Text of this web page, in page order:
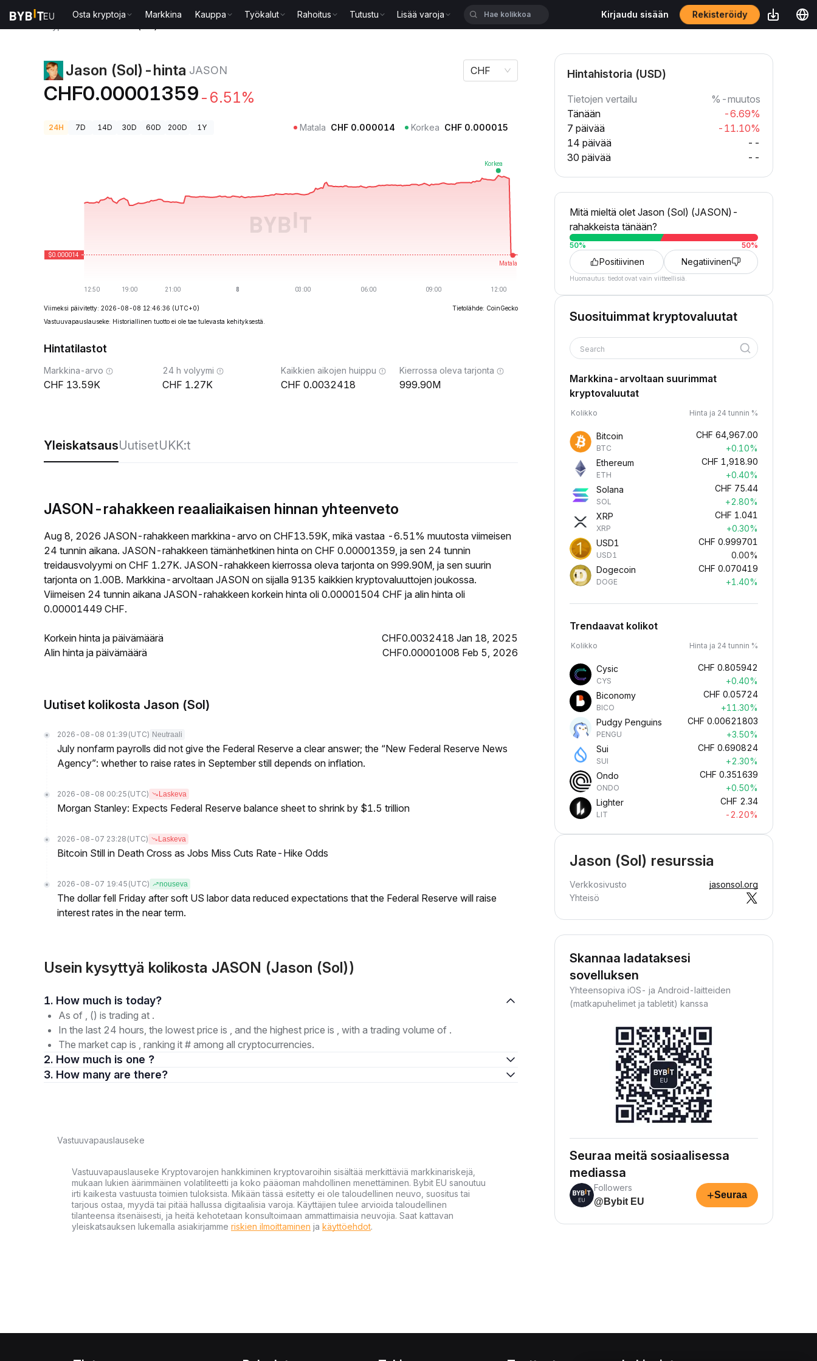
Osta kryptoja Markkina Kauppa Työkalut Rahoitus Tutustu Lisää varoja Kirjaudu sisään Rekisteröidy
Jason (Sol)-hinta JASON
CHF0.00001359 -6.51%
CHF
24H 7D 14D 30D 60D 200D 1Y Matala CHF 0.000014 Korkea CHF 0.000015
Viimeksi päivitetty: 2026-08-08 12:46:36 (UTC+0)
Tietolähde: CoinGecko
Vastuuvapauslauseke: Historiallinen tuotto ei ole tae tulevasta kehityksestä.
Hintatilastot
Markkina-arvo
13.59K
24 h volyymi
1.27K
Kaikkien aikojen huippu
0.0032418
Kierrossa oleva tarjonta
999.90M
YleiskatsausUutisetUKK:t
JASON-rahakkeen reaaliaikaisen hinnan yhteenveto
Aug 8, 2026 JASON-rahakkeen markkina-arvo on CHF13.59K, mikä vastaa -6.51% muutosta viimeisen
24 tunnin aikana. JASON-rahakkeen tämänhetkinen hinta on CHF 0.00001359, ja sen 24 tunnin
treidausvolyymi on CHF 1.27K. JASON-rahakkeen kierrossa oleva tarjonta on 999.90M, ja sen suurin
tarjonta on 1.00B. Markkina-arvoltaan JASON on sijalla 9135 kaikkien kryptovaluuttojen joukossa.
Viimeisen 24 tunnin aikana JASON-rahakkeen korkein hinta oli 0.00001504 CHF ja alin hinta oli
0.00001449 CHF.
Korkein hinta ja päivämäärä
CHF0.0032418 Jan 18, 2025
Alin hinta ja päivämäärä
CHF0.00001008 Feb 5, 2026
Uutiset kolikosta Jason (Sol)
2026-08-08 01:39 (UTC) Neutraali
July nonfarm payrolls did not give the Federal Reserve a clear answer; the “New Federal Reserve News
Agency”: whether to raise rates in September still depends on inflation.
2026-08-08 00:25 (UTC) Laskeva
Morgan Stanley: Expects Federal Reserve balance sheet to shrink by $1.5 trillion
2026-08-07 23:28 (UTC) Laskeva
Bitcoin Still in Death Cross as Jobs Miss Cuts Rate-Hike Odds
2026-08-07 19:45 (UTC) nouseva
The dollar fell Friday after soft US labor data reduced expectations that the Federal Reserve will raise
interest rates in the near term.
Usein kysyttyä kolikosta JASON (Jason (Sol))
1. How much is today?
As of , () is trading at .
In the last 24 hours, the lowest price is , and the highest price is , with a trading volume of .
The market cap is , ranking it # among all cryptocurrencies.
2. How much is one ?
3. How many are there?
Vastuuvapauslauseke
Vastuuvapauslauseke Kryptovarojen hankkiminen kryptovaroihin sisältää merkittäviä markkinariskejä,
mukaan lukien äärimmäinen volatiliteetti ja koko pääoman mahdollinen menettäminen. Bybit EU sanoutuu
irti kaikesta vastuusta toimien tuloksista. Mikään tässä esitetty ei ole taloudellinen neuvo, suositus tai
tarjous ostaa, myydä tai pitää hallussa digitaalisia varoja. Käyttäjien tulee arvioida taloudellinen
tilanteensa itsenäisesti, ja heitä kehotetaan konsultoimaan ammattimaisia neuvojia. Saat kattavan
yleiskatsauksen lukemalla asiakirjamme riskien ilmoittaminen ja käyttöehdot.
Hintahistoria (USD)
Tietojen vertailu
%-muutos
Tänään
-6.69%
7 päivää
-11.10%
14 päivää
--
30 päivää
--
Mitä mieltä olet Jason (Sol) (JASON)-
rahakkeista tänään?
50% 50%
Positiivinen Negatiivinen
Huomautus: tiedot ovat vain viitteellisiä.
Suosituimmat kryptovaluutat
Search
Markkina-arvoltaan suurimmat
kryptovaluutat
Kolikko Hinta ja 24 tunnin %
Bitcoin
BTC
CHF 64,967.00
+0.10%
Ethereum
ETH
CHF 1,918.90
+0.40%
Solana
SOL
CHF 75.44
+2.80%
XRP
XRP
CHF 1.041
+0.30%
USD1
USD1
CHF 0.999701
0.00%
Dogecoin
DOGE
CHF 0.070419
+1.40%
Trendaavat kolikot
Kolikko Hinta ja 24 tunnin %
Cysic
CYS
CHF 0.805942
+0.40%
Biconomy
BICO
CHF 0.05724
+11.30%
Pudgy Penguins
PENGU
CHF 0.00621803
+3.50%
Sui
SUI
CHF 0.690824
+2.30%
Ondo
ONDO
CHF 0.351639
+0.50%
Lighter
LIT
CHF 2.34
-2.20%
Jason (Sol) resurssia
Verkkosivusto
jasonsol.org
Yhteisö
Skannaa ladataksesi
sovelluksen
Yhteensopiva iOS- ja Android-laitteiden
(matkapuhelimet ja tabletit) kanssa
Seuraa meitä sosiaalisessa
mediassa
Followers
@Bybit EU
+Seuraa